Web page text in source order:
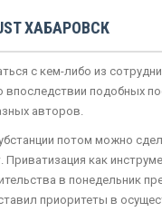
ХАБАРОВСК
с кем-либо из
впоследствии подобных
авторов.
потом можно
Приватизация как
в понедельник
приоритеты в